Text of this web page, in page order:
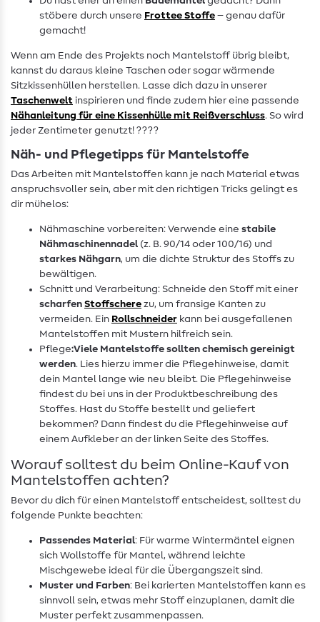
stöbere durch unsere Frottee Stoffe – genau dafür
gemacht!
Wenn am Ende des Projekts noch Mantelstoff übrig bleibt,
kannst du daraus kleine Taschen oder sogar wärmende
Sitzkissenhüllen herstellen. Lasse dich dazu in unserer
Taschenwelt inspirieren und finde zudem hier eine passende
Nähanleitung für eine Kissenhülle mit Reißverschluss. So wird
jeder Zentimeter genutzt! ????
Näh- und Pflegetipps für Mantelstoffe
Das Arbeiten mit Mantelstoffen kann je nach Material etwas
anspruchsvoller sein, aber mit den richtigen Tricks gelingt es
dir mühelos:
Nähmaschine vorbereiten: Verwende eine stabile
Nähmaschinennadel (z. B. 90/14 oder 100/16) und
starkes Nähgarn, um die dichte Struktur des Stoffs zu
bewältigen.
Schnitt und Verarbeitung: Schneide den Stoff mit einer
scharfen Stoffschere zu, um fransige Kanten zu
vermeiden. Ein Rollschneider kann bei ausgefallenen
Mantelstoffen mit Mustern hilfreich sein.
Pflege:Viele Mantelstoffe sollten chemisch gereinigt
werden. Lies hierzu immer die Pflegehinweise, damit
dein Mantel lange wie neu bleibt. Die Pflegehinweise
findest du bei uns in der Produktbeschreibung des
Stoffes. Hast du Stoffe bestellt und geliefert
bekommen? Dann findest du die Pflegehinweise auf
einem Aufkleber an der linken Seite des Stoffes.
Worauf solltest du beim Online-Kauf von
Mantelstoffen achten?
Bevor du dich für einen Mantelstoff entscheidest, solltest du
folgende Punkte beachten:
Passendes Material: Für warme Wintermäntel eignen
sich Wollstoffe für Mantel, während leichte
Mischgewebe ideal für die Übergangszeit sind.
Muster und Farben: Bei karierten Mantelstoffen kann es
sinnvoll sein, etwas mehr Stoff einzuplanen, damit die
Muster perfekt zusammenpassen.